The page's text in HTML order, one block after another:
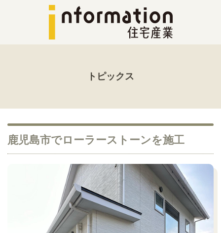
トピックス
鹿児島市でローラーストーンを施工